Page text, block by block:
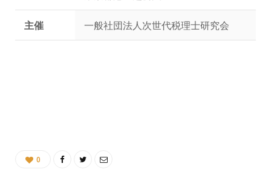
主催 一般社団法人次世代税理士研究会
0